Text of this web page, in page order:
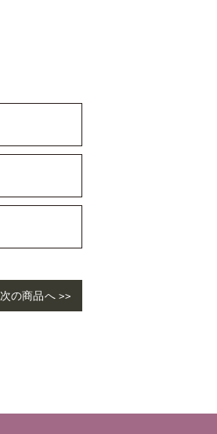
次の商品へ >>